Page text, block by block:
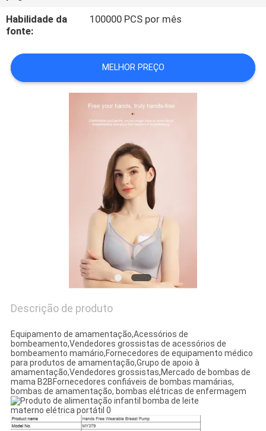
PEÇA
UMAS
MAPA
Habilidade da
fonte:
100000 PCS por mês
MELHOR PREÇO
Descrição de produto
Equipamento de amamentação,Acessórios de
bombeamento,Vendedores grossistas de acessórios de
bombeamento mamário,Fornecedores de equipamento médico
para produtos de amamentação,Grupo de apoio à
amamentação,Vendedores grossistas,Mercado de bombas de
mama B2BFornecedores confiáveis de bombas mamárias,
bombas de amamentação, bombas elétricas de enfermagem